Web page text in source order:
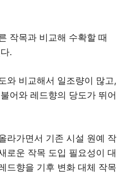
작목과 비교해 수확할 때
.
와 비교해서 일조량이 많고,
어와 레드향의 당도가 뛰어
라가면서 기존 시설 원예 작
로운 작목 도입 필요성이 대
드향을 기후 변화 대체 작목